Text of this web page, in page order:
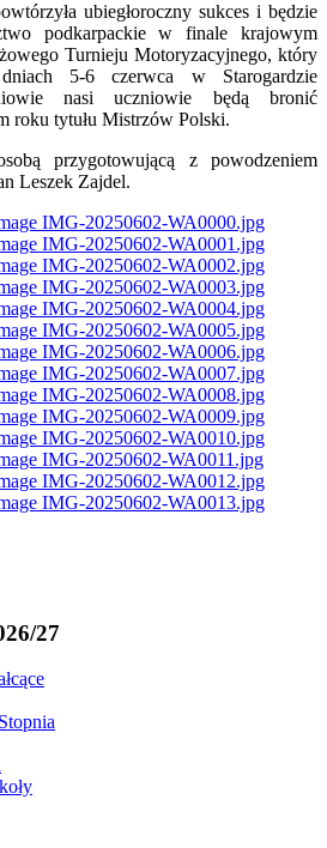
ubiegłoroczny sukces i będzie
podkarpackie w finale krajowym
Turnieju Motoryzacyjnego, który
5-6 czerwca w Starogardzie
nasi uczniowie będą bronić
roku tytułu Mistrzów Polski.
przygotowującą z powodzeniem
Leszek Zajdel.
27